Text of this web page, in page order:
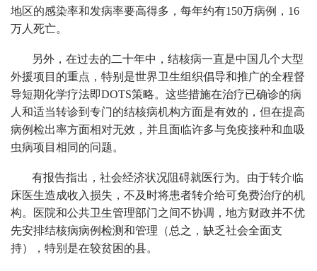
地区的感染率和发病率要高得多，每年约有150万病例，16
万人死亡。
另外，在过去的二十年中，结核病一直是中国几个大型
外援项目的重点，特别是世界卫生组织倡导和推广的全程督
导短期化学疗法即DOTS策略。这些措施在治疗已确诊的病
人和适当转诊到专门的结核病机构方面是有效的，但在提高
病例检出率方面相对无效，并且面临许多与免疫接种和血吸
虫病项目相同的问题。
有报告指出，社会经济状况阻碍就医行为。由于转介临
床医生造成收入损失，不及时将患者转介给可免费治疗的机
构。医院和公共卫生管理部门之间不协调，地方财政并不优
先安排结核病病例检测和管理（总之，缺乏社会全面支
持），特别是在较贫困的县。